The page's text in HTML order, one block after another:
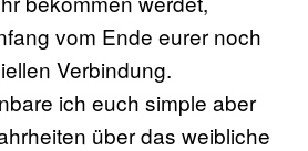
vom Ende eurer noch
Verbindung.
ich euch simple aber
über das weibliche